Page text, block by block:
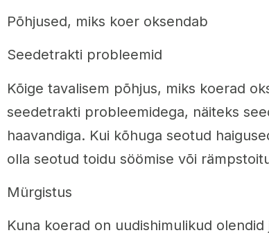
Põhjused, miks koer oksendab
Seedetrakti probleemid
Kõige tavalisem põhjus, miks koerad
seedetrakti probleemidega, näiteks
haavandiga. Kui kõhuga seotud
olla seotud toidu söömise või
Mürgistus
Kuna koerad on uudishimulikud